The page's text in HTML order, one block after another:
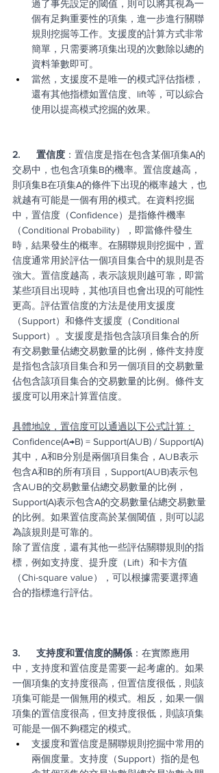
過了事先設定的閾值，則可以將其視為一
個有足夠重要性的項集，進一步進行關聯
規則挖掘等工作。支援度的計算方式非常
簡單，只需要將項集出現的次數除以總的
資料筆數即可。
當然，支援度不是唯一的模式評估指標，
還有其他指標如置信度、lift等，可以綜合
使用以提高模式挖掘的效果。
2.      置信度 ：置信度是指在包含某個項集A的
交易中，也包含項集B的機率。置信度越高，
則項集B在項集A的條件下出現的概率越大，也
就越有可能是一個有用的模式。在資料挖掘
中，置信度（Confidence）是指條件機率
（Conditional Probability），即當條件發生
時，結果發生的概率。在關聯規則挖掘中，置
信度通常用於評估一個項目集合中的規則是否
強大。置信度越高，表示該規則越可靠，即當
某些項目出現時，其他項目也會出現的可能性
更高。評估置信度的方法是使用支援度
（Support）和條件支援度（Conditional
Support）。支援度是指包含該項目集合的所
有交易數量佔總交易數量的比例，條件支持度
是指包含該項目集合和另一個項目的交易數量
佔包含該項目集合的交易數量的比例。條件支
援度可以用來計算置信度。
具體地說，置信度可以通過以下公式計算：
Confidence(A→B) = Support(A∪B) / Support(A)
其中，A和B分別是兩個項目集合，A∪B表示
包含A和B的所有項目，Support(A∪B)表示包
含A∪B的交易數量佔總交易數量的比例，
Support(A)表示包含A的交易數量佔總交易數量
的比例。如果置信度高於某個閾值，則可以認
為該規則是可靠的。
除了置信度，還有其他一些評估關聯規則的指
標，例如支持度、提升度（Lift）和卡方值
（Chi-square value），可以根據需要選擇適
合的指標進行評估。
3.      支持度和置信度的關係 ：在實際應用
中，支持度和置信度是需要一起考慮的。如果
一個項集的支持度很高，但置信度很低，則該
項集可能是一個無用的模式。相反，如果一個
項集的置信度很高，但支持度很低，則該項集
可能是一個不夠穩定的模式。
支援度和置信度是關聯規則挖掘中常用的
兩個度量。支持度（Support）指的是包